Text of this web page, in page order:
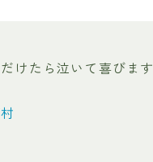
けたら泣いて喜びます